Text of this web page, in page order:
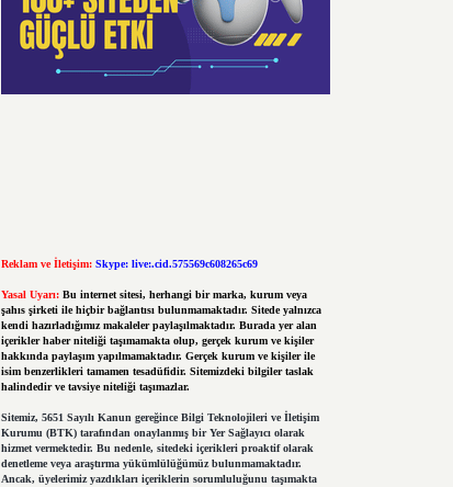
Reklam ve İletişim: Skype: live:.cid.575569c608265c69
Yasal Uyarı: Bu internet sitesi, herhangi bir marka, kurum veya
şahıs şirketi ile hiçbir bağlantısı bulunmamaktadır. Sitede yalnızca
kendi hazırladığımız makaleler paylaşılmaktadır. Burada yer alan
içerikler haber niteliği taşımamakta olup, gerçek kurum ve kişiler
hakkında paylaşım yapılmamaktadır. Gerçek kurum ve kişiler ile
isim benzerlikleri tamamen tesadüfidir. Sitemizdeki bilgiler taslak
halindedir ve tavsiye niteliği taşımazlar.
Sitemiz, 5651 Sayılı Kanun gereğince Bilgi Teknolojileri ve İletişim
Kurumu (BTK) tarafından onaylanmış bir Yer Sağlayıcı olarak
hizmet vermektedir. Bu nedenle, sitedeki içerikleri proaktif olarak
denetleme veya araştırma yükümlülüğümüz bulunmamaktadır.
Ancak, üyelerimiz yazdıkları içeriklerin sorumluluğunu taşımakta